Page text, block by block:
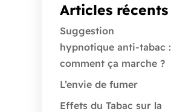
Articles récents
Suggestion
hypnotique anti-tabac :
comment ça marche ?
L’envie de fumer
Effets du Tabac sur la